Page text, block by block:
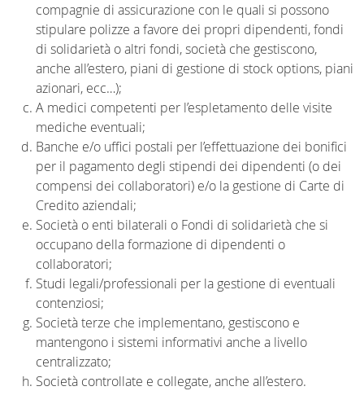
compagnie di assicurazione con le quali si possono
stipulare polizze a favore dei propri dipendenti, fondi
di solidarietà o altri fondi, società che gestiscono,
anche all’estero, piani di gestione di stock options, piani
azionari, ecc…);
A medici competenti per l’espletamento delle visite
mediche eventuali;
Banche e/o uffici postali per l’effettuazione dei bonifici
per il pagamento degli stipendi dei dipendenti (o dei
compensi dei collaboratori) e/o la gestione di Carte di
Credito aziendali;
Società o enti bilaterali o Fondi di solidarietà che si
occupano della formazione di dipendenti o
collaboratori;
Studi legali/professionali per la gestione di eventuali
contenziosi;
Società terze che implementano, gestiscono e
mantengono i sistemi informativi anche a livello
centralizzato;
Società controllate e collegate, anche all’estero.